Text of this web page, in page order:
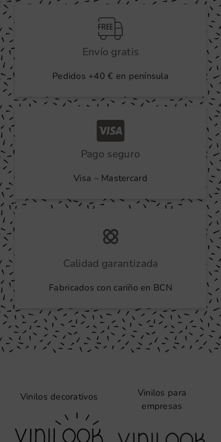
Envío gratis
Pedidos +40 € en península
Pago seguro
Visa – Mastercard
Calidad garantizada
Fabricados con cariño en BCN
Vinilos decorativos
Vinilos para
empresas